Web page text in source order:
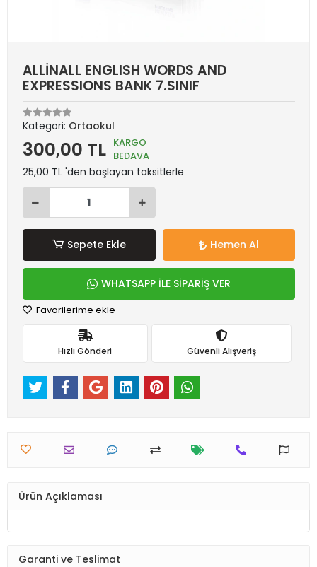
ALLİNALL ENGLISH WORDS AND
EXPRESSIONS BANK 7.SINIF
Kategori: Ortaokul
300,00 TL KARGO
BEDAVA
25,00 TL 'den başlayan taksitlerle
Sepete Ekle Hemen Al
WHATSAPP İLE SİPARİŞ VER
Favorilerime ekle
Hızlı Gönderi Güvenli Alışveriş
Ürün Açıklaması
Garanti ve Teslimat